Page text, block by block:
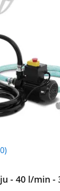
- 40 l/min -